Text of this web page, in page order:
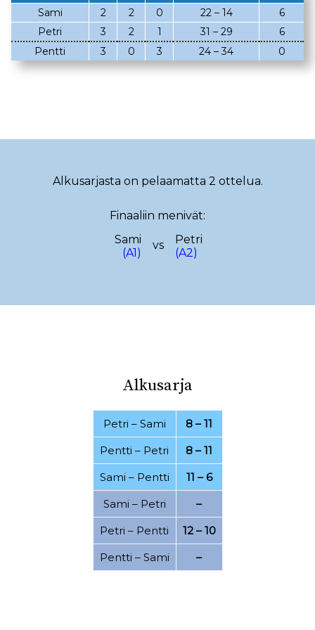
02.03.2023
08.02.2023
05.02.2023
02.02.2023
29.10.2022
19.10.2022
25.09.2022
15.09.2022
10.09.2022
08.09.2022
20.07.2022
16.07.2022
07.07.2022
06.07.2022
01.07.2022
20.06.2022
15.06.2022
25.04.2022
19.04.2022
11.04.2022
07.03.2022
28.02.2022
24.02.2022
21.02.2022
15.02.2022
08.02.2022
Sami 2 2 0 22 – 14
6
Petri
3 2 1 31 – 29
6
Pentti
3 0 3 24 – 34 0
Alkusarjasta on pelaamatta 2 ottelua.
Finaaliin menivät:
Sami
(A1)
vs
Petri
(A2)
Alkusarja
Petri – Sami
8 – 11
Pentti – Petri
8 – 11
Sami – Pentti
11 – 6
Sami – Petri
–
Petri – Pentti
12 – 10
Pentti – Sami –